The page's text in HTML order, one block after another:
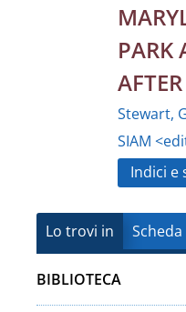
PARK
Stewart,
SIAM
Indici e
Lo trovi in Scheda
BIBLIOTECA